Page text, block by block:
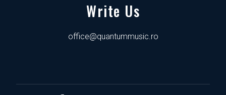
Write Us
office@quantummusic.ro